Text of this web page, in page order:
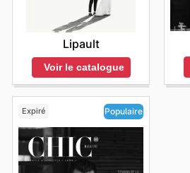
Lipault
Voir le catalogue
Expiré Populaire